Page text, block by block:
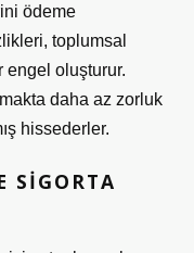
ödeme
toplumsal
engel oluşturur.
daha az zorluk
hissederler.
SIGORTA